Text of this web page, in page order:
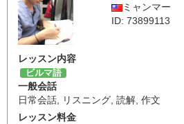
ミャンマー
ID: 73899113
レッスン内容
ビルマ語
一般会話
日常会話
リスニング 読解 作文
レッスン料金